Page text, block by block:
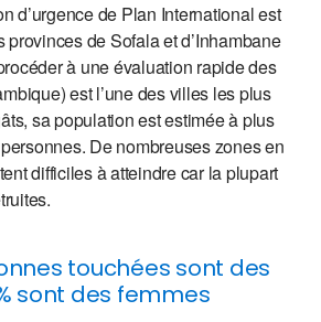
d’urgence de Plan International est
de Sofala et d’Inhambane
à une évaluation rapide des
est l’une des villes les plus
sa population est estimée à plus
De nombreuses zones en
difficiles à atteindre car la plupart
touchées sont des
sont des femmes